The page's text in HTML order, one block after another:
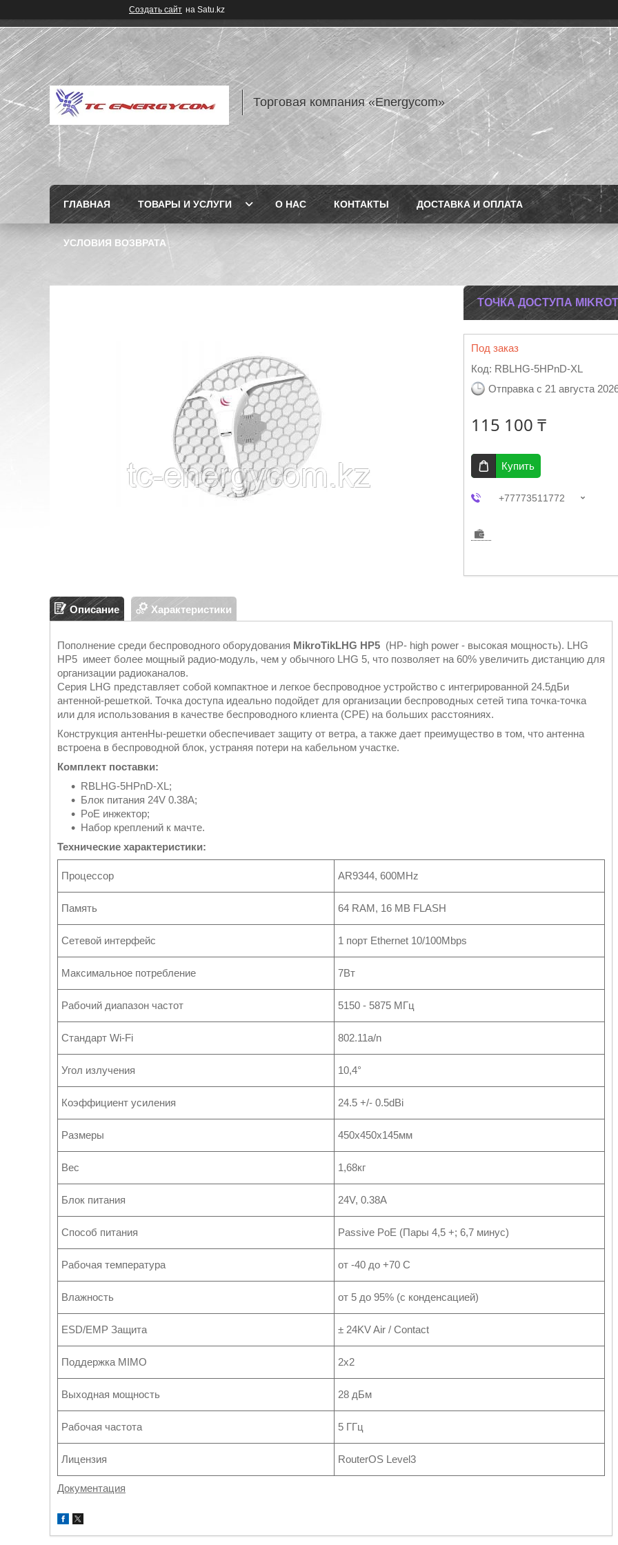
Создать сайт на Satu.kz
Торговая компания «Energycom»
ГЛАВНАЯ ТОВАРЫ И УСЛУГИ О НАС КОНТАКТЫ ДОСТАВКА И ОПЛАТА
УСЛОВИЯ ВОЗВРАТА
ТОЧКА ДОСТУПА
Под заказ
Код: RBLHG-5HPnD-XL
Отправка с 21 августа
115 100 ₸
Купить
+77773511772
Описание Характеристики
Пополнение среди беспроводного оборудования MikroTikLHG HP5 (HP- high power - высокая мощность). LHG
HP5 имеет более мощный радио-модуль, чем у обычного LHG 5, что позволяет на 60% увеличить дистанцию для
организации радиоканалов.
Серия LHG представляет собой компактное и легкое беспроводное устройство с интегрированной 24.5дБи
антенной-решеткой. Точка доступа идеально подойдет для организации беспроводных сетей типа точка-точка
или для использования в качестве беспроводного клиента (CPE) на больших расстояниях.
Конструкция антенНы-решетки обеспечивает защиту от ветра, а также дает преимущество в том, что антенна
встроена в беспроводной блок, устраняя потери на кабельном участке.
Комплект поставки:
RBLHG-5HPnD-XL;
Блок питания 24V 0.38A;
PoE инжектор;
Набор креплений к мачте.
Технические характеристики:
Процессор AR9344, 600MHz
Память 64 RAM, 16 MB FLASH
Сетевой интерфейс 1 порт Ethernet 10/100Mbps
Максимальное потребление 7Вт
Рабочий диапазон частот 5150 - 5875 МГц
Стандарт Wi-Fi 802.11a/n
Угол излучения 10,4°
Коэффициент усиления 24.5 +/- 0.5dBi
Размеры 450x450x145мм
Вес 1,68кг
Блок питания 24V, 0.38A
Способ питания Passive PoE (Пары 4,5 +; 6,7 минус)
Рабочая температура от -40 до +70 С
Влажность от 5 до 95% (с конденсацией)
ESD/EMP Защита ± 24KV Air / Contact
Поддержка MIMO 2x2
Выходная мощность 28 дБм
Рабочая частота 5 ГГц
Лицензия RouterOS Level3
Документация